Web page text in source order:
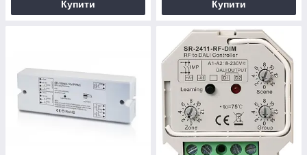
Купити Купити